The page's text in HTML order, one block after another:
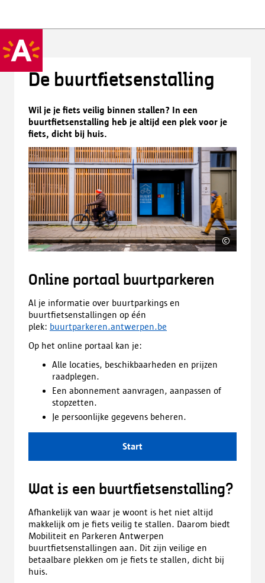
De buurtfietsenstalling
Wil je je fiets veilig binnen stallen? In een
buurtfietsenstalling heb je altijd een plek voor je
fiets, dicht bij huis.
©
Online portaal buurtparkeren
Al je informatie over buurtparkings en
buurtfietsenstallingen op één
plek: buurtparkeren.antwerpen.be
Op het online portaal kan je:
Alle locaties, beschikbaarheden en prijzen
raadplegen.
Een abonnement aanvragen, aanpassen of
stopzetten.
Je persoonlijke gegevens beheren.
Start
Wat is een buurtfietsenstalling?
Afhankelijk van waar je woont is het niet altijd
makkelijk om je fiets veilig te stallen. Daarom biedt
Mobiliteit en Parkeren Antwerpen
buurtfietsenstallingen aan. Dit zijn veilige en
betaalbare plekken om je fiets te stallen, dicht bij
huis.